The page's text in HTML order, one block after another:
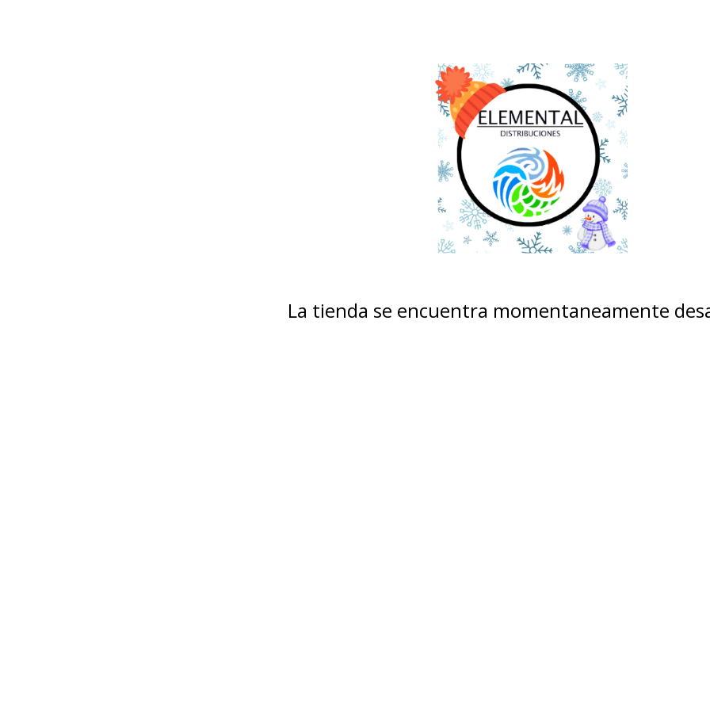
La tienda se encuentra momentaneamente